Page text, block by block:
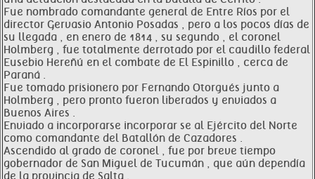
Fue nombrado comandante general de Entre Ríos por el
director Gervasio Antonio Posadas , pero a los pocos días de
su llegada , en enero de 1814 , su segundo , el coronel
Holmberg , fue totalmente derrotado por el caudillo federal
Eusebio Hereñú en el combate de El Espinillo , cerca de
Paraná .
Fue tomado prisionero por Fernando Otorgués junto a
Holmberg , pero pronto fueron liberados y enviados a
Buenos Aires .
Enviado a incorporarse incorporar se al Ejército del Norte
como comandante del Batallón de Cazadores .
Ascendido al grado de coronel , fue por breve tiempo
gobernador de San Miguel de Tucumán , que aún dependía
de la provincia de Salta .